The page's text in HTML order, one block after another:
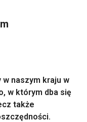
w naszym kraju w
w którym dba się
także